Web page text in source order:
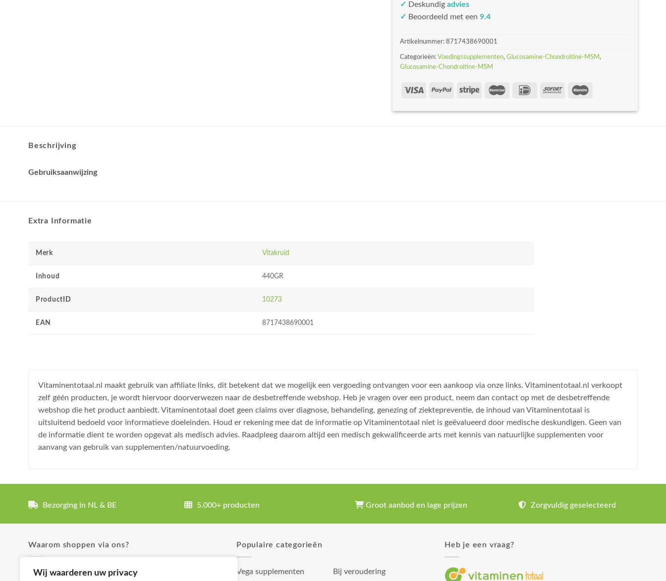
Wij waarderen uw privacy
✓ Deskundig advies
✓ Beoordeeld met een 9.4
Artikelnummer: 8717438690001
Categorieën: Voedingssupplementen, Glucosamine-Chondroitine-MSM ,
Glucosamine-Chondroitine-MSM
Beschrijving
Gebruiksaanwijzing
Extra Informatie
Merk Vitakruid
Inhoud 440GR
ProductID 10273
EAN 8717438690001
Vitaminentotaal.nl maakt gebruik van affiliate links, dit betekent dat we mogelijk een vergoeding ontvangen voor een aankoop via onze links. Vitaminentotaal.nl verkoopt
zelf géén producten, je wordt hiervoor doorverwezen naar de desbetreffende webshop. Heb je vragen over een product, neem dan contact op met de desbetreffende
webshop die het product aanbiedt. Vitaminentotaal doet geen claims over diagnose, behandeling, genezing of ziektepreventie, de inhoud van Vitaminentotaal is
uitsluitend bedoeld voor informatieve doeleinden. Houd er rekening mee dat de informatie op Vitaminentotaal niet is geëvalueerd door medische deskundigen. Geen van
de informatie dient te worden opgevat als medisch advies. Raadpleeg daarom altijd een medisch gekwalificeerde arts met kennis van natuurlijke supplementen voor
aanvang van gebruik van supplementen/natuurvoeding.
Bezorging in NL & BE 5.000+ producten Groot aanbod en lage prijzen Zorgvuldig geselecteerd
Waarom shoppen via ons?
✓ Uitgebreide product omschrijvingen
Populaire categorieën
Vega supplementen
Bij veroudering
Heb je een vraag?